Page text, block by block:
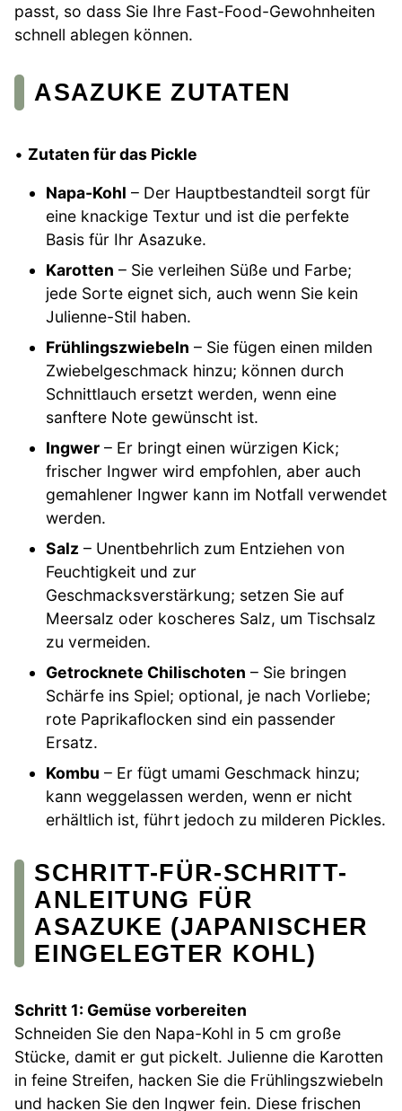
passt, so dass Sie Ihre Fast-Food-Gewohnheiten
schnell ablegen können.
ASAZUKE ZUTATEN
• Zutaten für das Pickle
Napa-Kohl – Der Hauptbestandteil sorgt für
eine knackige Textur und ist die perfekte
Basis für Ihr Asazuke.
Karotten – Sie verleihen Süße und Farbe;
jede Sorte eignet sich, auch wenn Sie kein
Julienne-Stil haben.
Frühlingszwiebeln – Sie fügen einen milden
Zwiebelgeschmack hinzu; können durch
Schnittlauch ersetzt werden, wenn eine
sanftere Note gewünscht ist.
Ingwer – Er bringt einen würzigen Kick;
frischer Ingwer wird empfohlen, aber auch
gemahlener Ingwer kann im Notfall verwendet
werden.
Salz – Unentbehrlich zum Entziehen von
Feuchtigkeit und zur
Geschmacksverstärkung; setzen Sie auf
Meersalz oder koscheres Salz, um Tischsalz
zu vermeiden.
Getrocknete Chilischoten – Sie bringen
Schärfe ins Spiel; optional, je nach Vorliebe;
rote Paprikaflocken sind ein passender
Ersatz.
Kombu – Er fügt umami Geschmack hinzu;
kann weggelassen werden, wenn er nicht
erhältlich ist, führt jedoch zu milderen Pickles.
SCHRITT-FÜR-SCHRITT-
ANLEITUNG FÜR
ASAZUKE (JAPANISCHER
EINGELEGTER KOHL)
Schritt 1: Gemüse vorbereiten
Schneiden Sie den Napa-Kohl in 5 cm große
Stücke, damit er gut pickelt. Julienne die Karotten
in feine Streifen, hacken Sie die Frühlingszwiebeln
und hacken Sie den Ingwer fein. Diese frischen